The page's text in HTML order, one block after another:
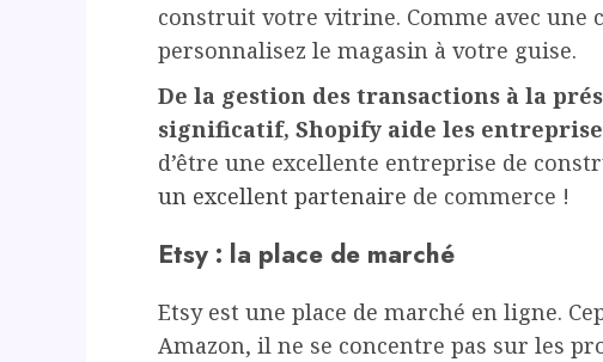
construit votre vitrine. Comme avec une
personnalisez le magasin à votre guise.
De la gestion des transactions à la
significatif, Shopify aide les
d’être une excellente entreprise de
un excellent partenaire de commerce !
Etsy : la place de marché
Etsy est une place de marché en ligne.
Amazon, il ne se concentre pas sur les